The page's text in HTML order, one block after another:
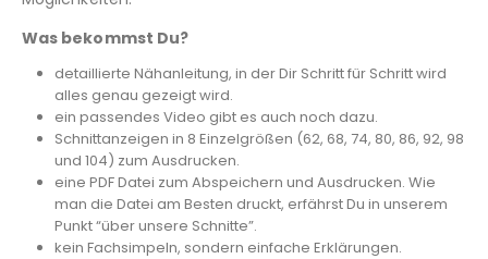
Was bekommst Du?
detaillierte Nähanleitung, in der Dir Schritt für Schritt wird
alles genau gezeigt wird.
ein passendes Video gibt es auch noch dazu.
Schnittanzeigen in 8 Einzelgrößen (62, 68, 74, 80, 86, 92, 98
und 104) zum Ausdrucken.
eine PDF Datei zum Abspeichern und Ausdrucken. Wie
man die Datei am Besten druckt, erfährst Du in unserem
Punkt “über unsere Schnitte”.
kein Fachsimpeln, sondern einfache Erklärungen.